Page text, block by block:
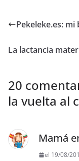
Pekeleke.es:
La lactancia
20
la vuelta al
Mamá
el 19/08/